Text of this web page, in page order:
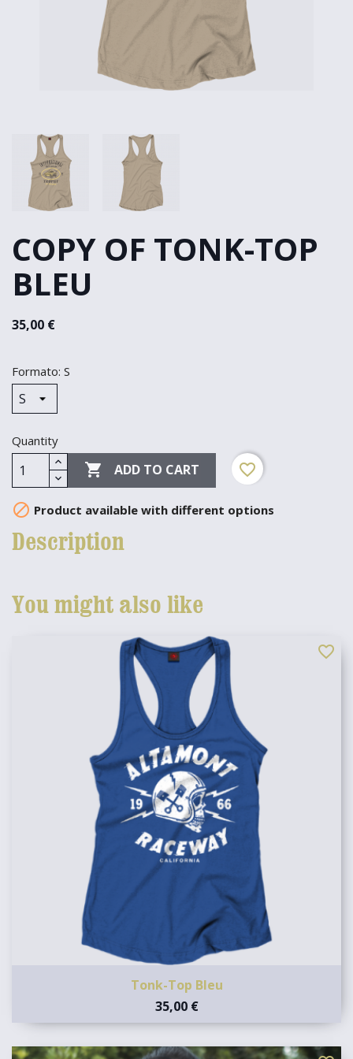
COPY OF TONK-TOP
BLEU
35,00 €
Formato: S
Quantity
 ADD TO CART favorite_border
 Product available with different options
Description
You might also like
Tonk-Top Bleu
35,00 €
favorite_border